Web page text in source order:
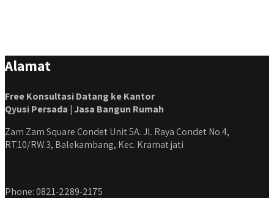
Alamat
Free Konsultasi Datang ke Kantor
Qyusi Persada | Jasa Bangun Rumah
Zam Zam Square Condet Unit 5A. Jl. Raya Condet No.4,
RT.10/RW.3, Balekambang, Kec. Kramat jati
Phone: 0821-2289-2175